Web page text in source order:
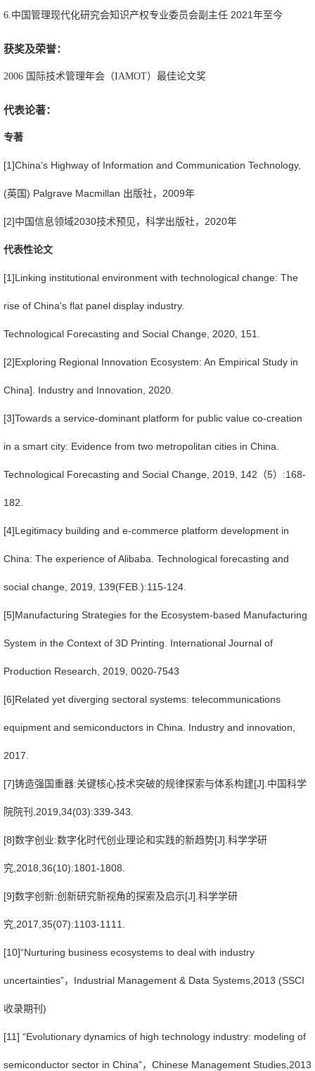
6.中国管理现代化研究会知识产权专业委员会副主任 2021 年至今
获奖及荣誉：
2006 国际技术管理年会（IAMOT）最佳论文奖
代表论著：
专著
[1]China’s Highway of Information and Communication Technology,
(英国) Palgrave Macmillan 出版社，2009年
[2]中国信息领域2030技术预见，科学出版社， 2020年
代表性论文
[1]Linking institutional environment with technological change: The
rise of China's flat panel display industry.
Technological Forecasting and Social Change, 2020, 151.
[2]Exploring Regional Innovation Ecosystem: An Empirical Study in
China]. Industry and Innovation, 2020.
[3]Towards a service-dominant platform for public value co-creation
in a smart city: Evidence from two metropolitan cities in China.
Technological Forecasting and Social Change, 2019, 142 （5） :168-
182.
[4]Legitimacy building and e-commerce platform development in
China: The experience of Alibaba. Technological forecasting and
social change, 2019, 139(FEB.):115-124.
[5]Manufacturing Strategies for the Ecosystem-based Manufacturing
System in the Context of 3D Printing. International Journal of
Production Research, 2019, 0020-7543
[6]Related yet diverging sectoral systems: telecommunications
equipment and semiconductors in China. Industry and innovation,
2017.
[7]铸造强国重器:关键核心技术突破的规律探索与体系构建[J]. 中国科学
院院刊 ,2019,34(03):339-343.
[8]数字创业:数字化时代创业理论和实践的新趋势[J]. 科学学研
究 ,2018,36(10):1801-1808.
[9]数字创新:创新研究新视角的探索及启示[J]. 科学学研
究 ,2017,35(07):1103-1111.
[10]“Nurturing business ecosystems to deal with industry
uncertainties”，Industrial Management & Data Systems,2013 (SSCI
收录期刊)
[11] “Evolutionary dynamics of high technology industry: modeling of
semiconductor sector in China”，Chinese Management Studies,2013